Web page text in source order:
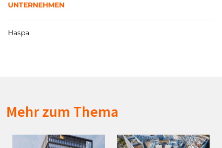
UNTERNEHMEN
Haspa
Mehr zum Thema